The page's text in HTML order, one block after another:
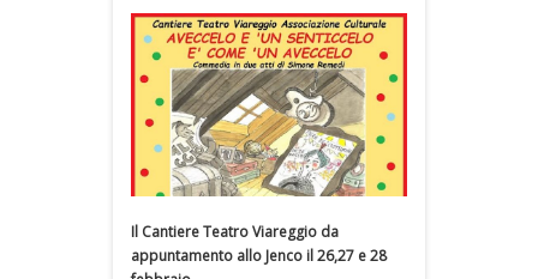
Il Cantiere Teatro Viareggio da
appuntamento allo Jenco il 26,27 e 28